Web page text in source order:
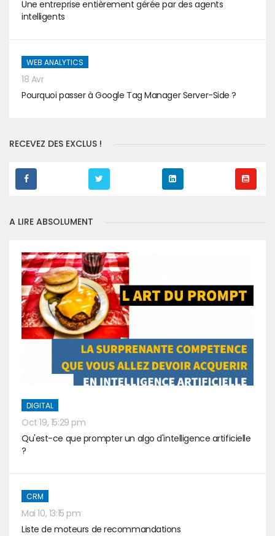
Une entreprise entièrement gérée par des agents
intelligents
WEB ANALYTICS
18 Avr
Pourquoi passer à Google Tag Manager Server-Side ?
RECEVEZ DES EXCLUS !
A LIRE ABSOLUMENT
DIGITAL
Oct 19, 15:29 pm
Qu'est-ce que prompter un algo d'intelligence artificielle
?
CRM
Mai 10, 13:15 pm
Liste de moteurs de recommandations